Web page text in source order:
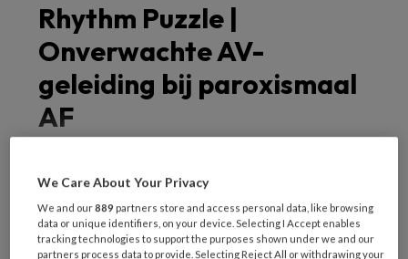
Rhythm Puzzle |
Onverwachte AV-
geleiding bij paroxismaal
AF
PREMIUM
We Care About Your Privacy
We and our889 partners store and access personal data, like browsing
data or unique identifiers, on your device. Selecting I Accept enables
tracking technologies to support the purposes shown under we and our
partners process data to provide. Selecting Reject All or withdrawing your